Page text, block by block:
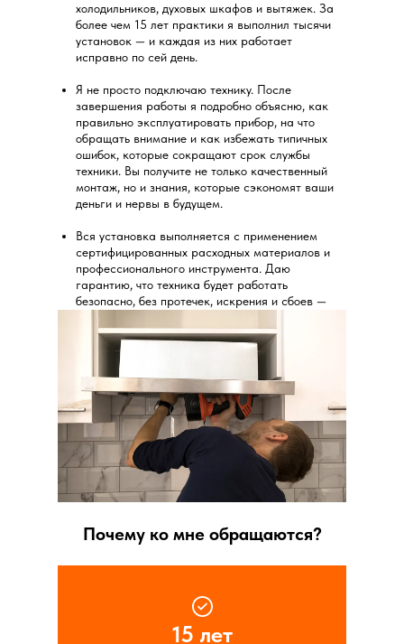
холодильников, духовых шкафов и вытяжек. За
более чем 15 лет практики я выполнил тысячи
установок — и каждая из них работает
исправно по сей день.
Я не просто подключаю технику. После
завершения работы я подробно объясню, как
правильно эксплуатировать прибор, на что
обращать внимание и как избежать типичных
ошибок, которые сокращают срок службы
техники. Вы получите не только качественный
монтаж, но и знания, которые сэкономят ваши
деньги и нервы в будущем.
Вся установка выполняется с применением
сертифицированных расходных материалов и
профессионального инструмента. Даю
гарантию, что техника будет работать
безопасно, без протечек, искрения и сбоев —
Нужна консультация или хотите записаться на
установку? Звоните — с радостью помогу
разобраться в вашей ситуации!
Почему ко мне обращаются?
15 лет